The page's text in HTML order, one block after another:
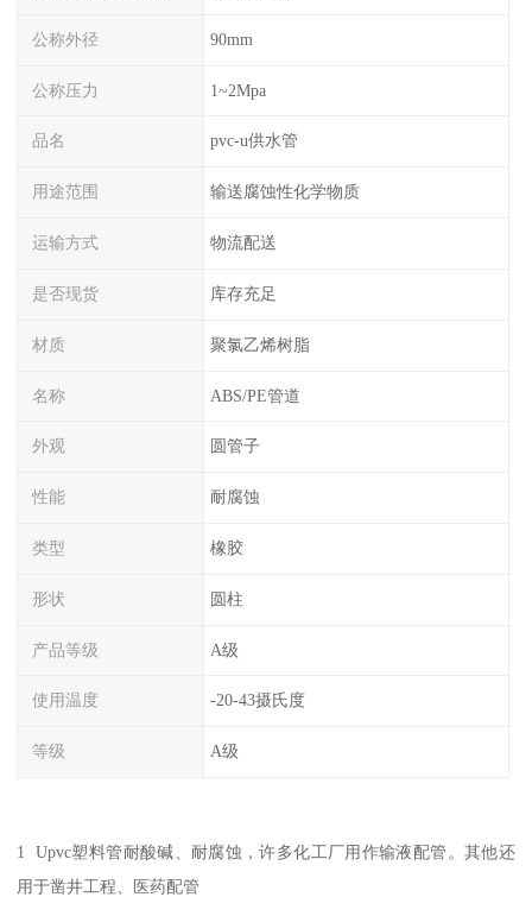
公称外径 90mm
公称压力 1~2Mpa
品名 pvc-u供水管
用途范围 输送腐蚀性化学物质
运输方式 物流配送
是否现货 库存充足
材质 聚氯乙烯树脂
名称 ABS/PE管道
外观 圆管子
性能 耐腐蚀
类型 橡胶
形状 圆柱
产品等级 A级
使用温度 -20-43摄氏度
等级 A级
1 Upvc塑料管耐酸碱、耐腐蚀，许多化工厂用作输液配管。其他还
用于凿井工程、医药配管